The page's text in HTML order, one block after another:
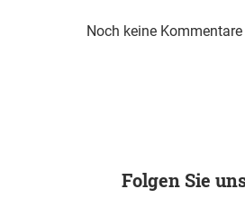
Noch keine
Folgen Sie